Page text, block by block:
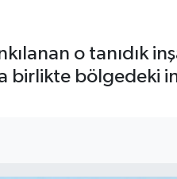
o tanıdık
birlikte bölgedeki